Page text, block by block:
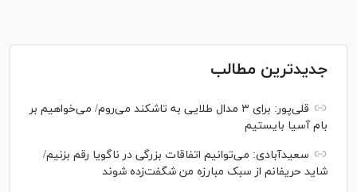
جدیدترین مطالب
قلی‌پور: برای ۳ مدال طلایی به تاشکند می‌روم/ می‌خواهیم بر
بام آسیا بایستیم
سعیدآبادی: می‌توانیم اتفاقات بزرگی در ناگویا رقم بزنیم/
شاید حریفانم از سبک مبارزه من شگفت‌زده شوند